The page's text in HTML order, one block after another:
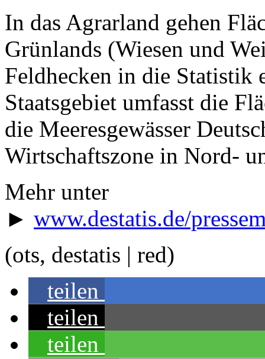
In das Agrarland gehen
Grünlands (Wiesen und
Feldhecken in die Statistik
Staatsgebiet umfasst die
die Meeresgewässer
Wirtschaftszone in Nord-
Mehr unter
► www.destatis.de/
(ots, destatis | red)
teilen
teilen
teilen